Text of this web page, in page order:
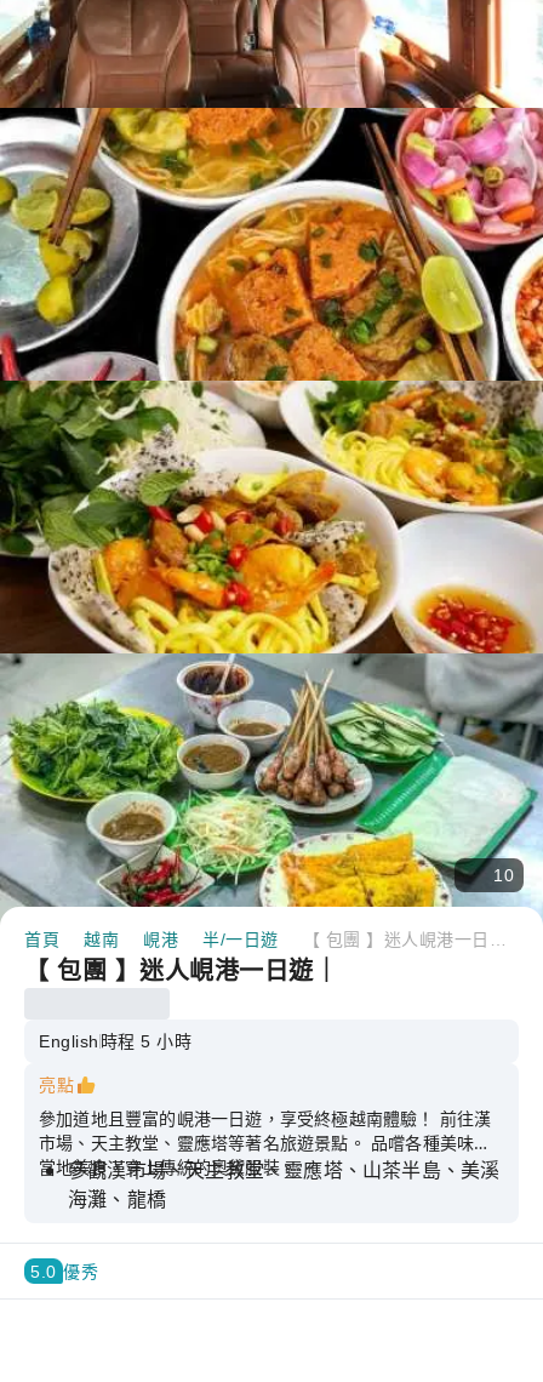
10
首頁 越南 峴港 半/一日遊
【 包團 】迷人峴港一日遊｜
English 時程 5 小時
亮點
參加道地且豐富的峴港一日遊，享受終極越南體驗！ 前往漢
市場、天主教堂、靈應塔等著名旅遊景點。 品嚐各種美味的
當地美食，穿上傳統的奧黛服裝。
參觀漢市場、天主教堂、靈應塔、山茶半島、美溪
海灘、龍橋
穿著迷人的傳統服飾 － “奧黛” 與熱情的導遊一起
探索
旅遊結束時還有小禮物唷！
5.0 優秀